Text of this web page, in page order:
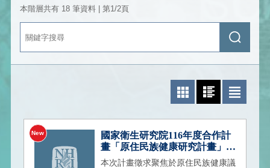
本階層共有 18 筆資料 | 第1/2頁
關
送
國家衛生研究院116年度合作計
畫「原住民族健康研究計畫」徵
求
本次計畫徵求聚焦於原住民族健康議